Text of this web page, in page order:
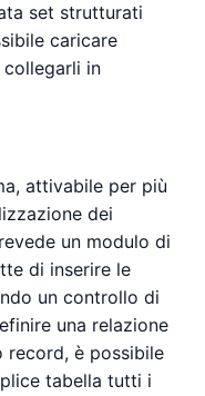
set strutturati
caricare
in
attivabile per più
dei
un modulo di
di inserire le
un controllo di
una relazione
record, è possibile
tabella tutti i